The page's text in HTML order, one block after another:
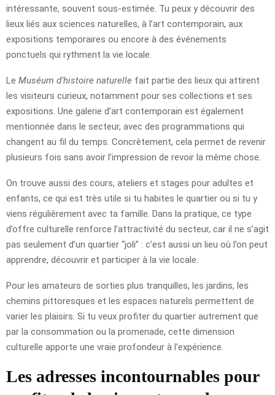
intéressante, souvent sous-estimée. Tu peux y découvrir des
lieux liés aux sciences naturelles, à l’art contemporain, aux
expositions temporaires ou encore à des événements
ponctuels qui rythment la vie locale.
Le Muséum d’histoire naturelle fait partie des lieux qui attirent
les visiteurs curieux, notamment pour ses collections et ses
expositions. Une galerie d’art contemporain est également
mentionnée dans le secteur, avec des programmations qui
changent au fil du temps. Concrètement, cela permet de revenir
plusieurs fois sans avoir l’impression de revoir la même chose.
On trouve aussi des cours, ateliers et stages pour adultes et
enfants, ce qui est très utile si tu habites le quartier ou si tu y
viens régulièrement avec ta famille. Dans la pratique, ce type
d’offre culturelle renforce l’attractivité du secteur, car il ne s’agit
pas seulement d’un quartier “joli” : c’est aussi un lieu où l’on peut
apprendre, découvrir et participer à la vie locale.
Pour les amateurs de sorties plus tranquilles, les jardins, les
chemins pittoresques et les espaces naturels permettent de
varier les plaisirs. Si tu veux profiter du quartier autrement que
par la consommation ou la promenade, cette dimension
culturelle apporte une vraie profondeur à l’expérience.
Les adresses incontournables pour